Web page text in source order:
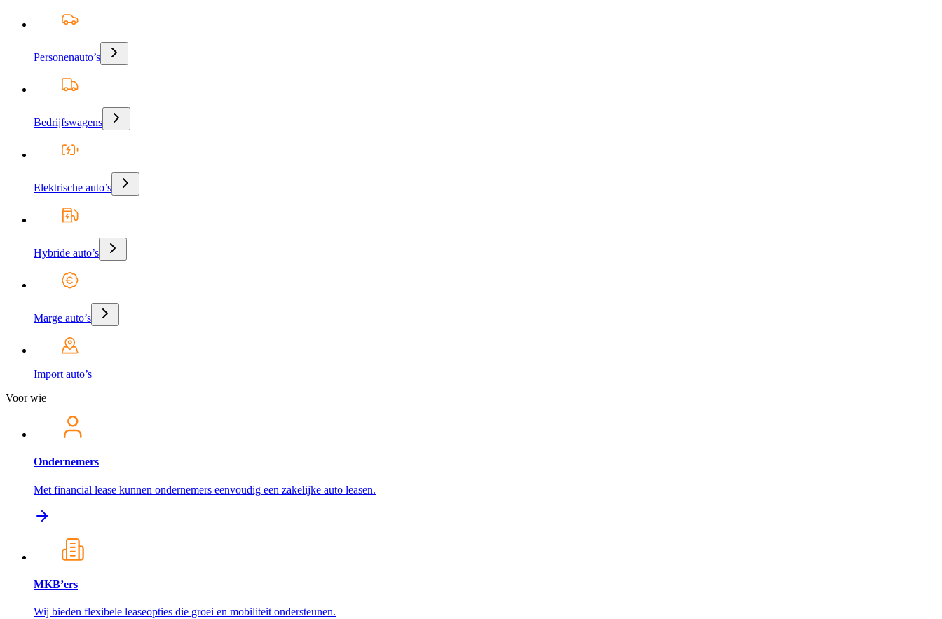
Personenauto’s
Bedrijfswagens
Elektrische auto’s
Hybride auto’s
Marge auto’s
Import auto’s
Voor wie
Ondernemers
Met financial lease kunnen ondernemers eenvoudig een zakelijke auto leasen.
MKB’ers
Wij bieden flexibele leaseopties die groei en mobiliteit ondersteunen.